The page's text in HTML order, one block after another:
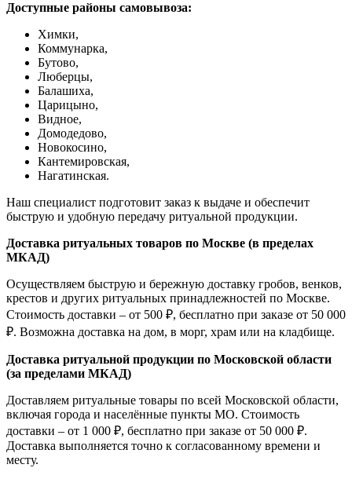
Доступные районы самовывоза:
Химки,
Коммунарка,
Бутово,
Люберцы,
Балашиха,
Царицыно,
Видное,
Домодедово,
Новокосино,
Кантемировская,
Нагатинская.
Наш специалист подготовит заказ к выдаче и обеспечит
быструю и удобную передачу ритуальной продукции.
Доставка ритуальных товаров по Москве (в пределах
МКАД)
Осуществляем быструю и бережную доставку гробов, венков,
крестов и других ритуальных принадлежностей по Москве.
Стоимость доставки – от 500 ₽, бесплатно при заказе от 50 000
₽. Возможна доставка на дом, в морг, храм или на кладбище.
Доставка ритуальной продукции по Московской области
(за пределами МКАД)
Доставляем ритуальные товары по всей Московской области,
включая города и населённые пункты МО. Стоимость
доставки – от 1 000 ₽, бесплатно при заказе от 50 000 ₽.
Доставка выполняется точно к согласованному времени и
месту.